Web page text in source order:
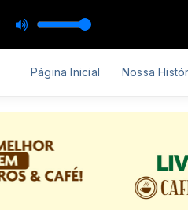
- Quando A Luz Se Apagar + Âncora
Página Inicial Nossa